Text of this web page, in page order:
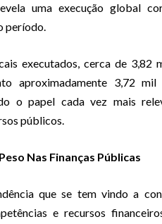
uma execução global
período.
executados, cerca de 3,82
aproximadamente 3,72
o papel cada vez mais
públicos.
Nas Finanças Públicas
que se tem vindo a
e recursos